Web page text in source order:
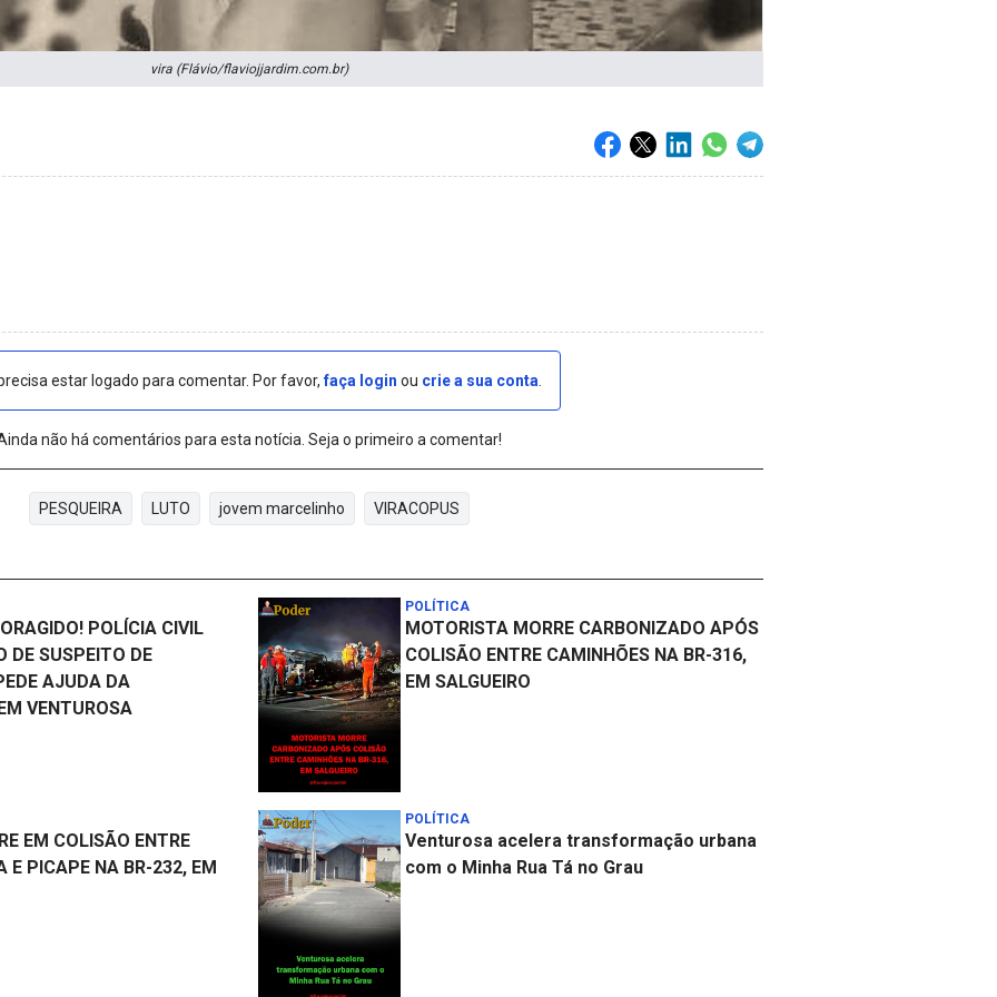
vira (Flávio/flaviojjardim.com.br)
estar logado para comentar. Por favor,faça login ou crie a sua conta
não há comentários para esta notícia. Seja o primeiro a comentar!
PESQUEIRA LUTO jovem marcelinho VIRACOPUS
POLÍCIA CIVIL
DE SUSPEITO DE
AJUDA DA
VENTUROSA
POLÍTICA
MOTORISTA MORRE CARBONIZADO APÓS
COLISÃO ENTRE CAMINHÕES NA BR-316,
EM SALGUEIRO
EM COLISÃO ENTRE
E PICAPE NA BR-232, EM
POLÍTICA
Venturosa acelera transformação urbana
com o Minha Rua Tá no Grau